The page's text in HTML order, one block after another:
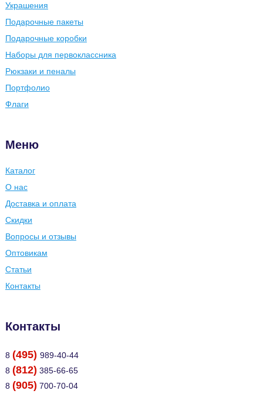
Украшения
Подарочные пакеты
Подарочные коробки
Наборы для первоклассника
Рюкзаки и пеналы
Портфолио
Флаги
Меню
Каталог
О нас
Доставка и оплата
Скидки
Вопросы и отзывы
Оптовикам
Статьи
Контакты
Контакты
8 (495) 989-40-44
8 (812) 385-66-65
8 (905) 700-70-04